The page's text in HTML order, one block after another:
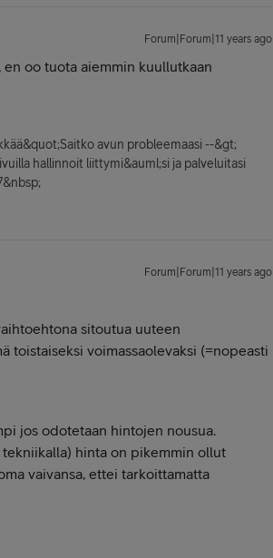
Forum|Forum|11 years ago
oo tuota aiemmin kuullutkaan
avun probleemaasi --&gt;
hallinnoit liittymi&auml;si ja palveluitasi
Forum|Forum|11 years ago
sitoutua uuteen
toistaiseksi voimassaolevaksi (=nopeasti
jos odotetaan hintojen nousua.
hinta on pikemmin ollut
vaivansa, ettei tarkoittamatta